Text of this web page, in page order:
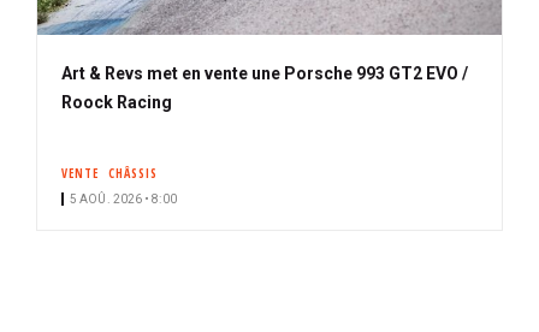
Art & Revs met en vente une Porsche 993 GT2 EVO /
Roock Racing
VENTE CHÂSSIS
5 AOÛ. 2026 • 8:00